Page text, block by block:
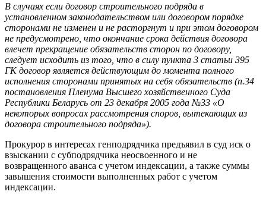
В случаях если договор строительного подряда в
установленном законодательством или договором порядке
сторонами не изменен и не расторгнут и при этом договором
не предусмотрено, что окончание срока действия договора
влечет прекращение обязательств сторон по договору,
следует исходить из того, что в силу пункта 3 статьи 395
ГК договор является действующим до момента полного
исполнения сторонами принятых на себя обязательств (п.34
постановления Пленума Высшего хозяйственного Суда
Республики Беларусь от 23 декабря 2005 года №33 «О
некоторых вопросах рассмотрения споров, вытекающих из
договора строительного подряда»).
Прокурор в интересах генподрядчика предъявил в суд иск о
взыскании с субподрядчика неосвоенного и не
возвращенного аванса с учетом индексации, а также суммы
завышения стоимости выполненных работ с учетом
индексации.